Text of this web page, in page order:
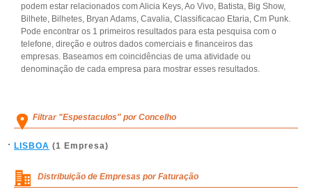
podem estar relacionados com Alicia Keys, Ao Vivo, Batista, Big Show,
Bilhete, Bilhetes, Bryan Adams, Cavalia, Classificacao Etaria, Cm Punk.
Pode encontrar os 1 primeiros resultados para esta pesquisa com o
telefone, direção e outros dados comerciais e financeiros das
empresas. Baseamos em coincidências de uma atividade ou
denominação de cada empresa para mostrar esses resultados.
Filtrar "Espestaculos" por Concelho
LISBOA (1 Empresa)
Distribuição de Empresas por Faturação